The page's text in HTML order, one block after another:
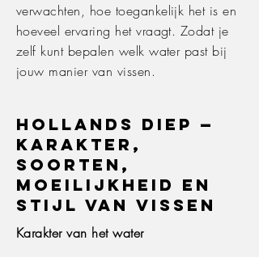
verwachten, hoe toegankelijk het is en
hoeveel ervaring het vraagt. Zodat je
zelf kunt bepalen welk water past bij
jouw manier van vissen.
Hollands Diep —
karakter,
soorten,
moeilijkheid en
stijl van vissen
Karakter van het water